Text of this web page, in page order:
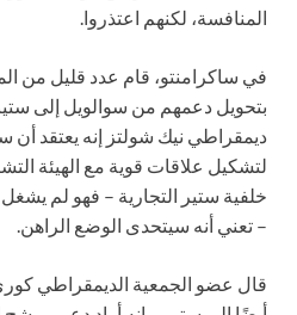
المنافسة، لكنهم اعتذروا.
في ساكرامنتو، قام عدد قليل من
بتحويل دعمهم من سوالويل إلى
ديمقراطي نيك شولتز إنه يعتقد
لتشكيل علاقات قوية مع الهيئة
خلفية ستير التجارية – فهو لم
– تعني أنه سيتحدى الوضع الراهن.
قال عضو الجمعية الديمقراطي